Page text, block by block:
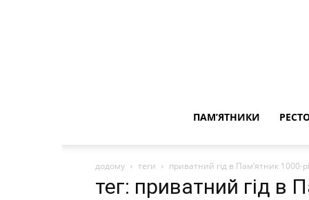
ПАМ’ЯТНИКИ
додому теги приватний гід в Пам’ятник 1000-
тег: приватний гід в